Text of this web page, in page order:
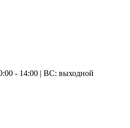
- 14:00 | ВС: выходной